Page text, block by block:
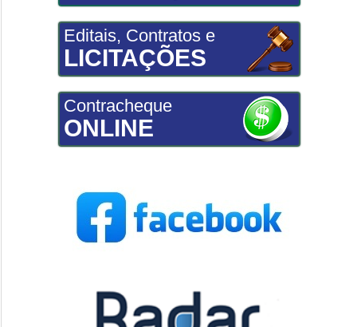
Editais, Contratos e
LICITAÇÕES
Contracheque
ONLINE